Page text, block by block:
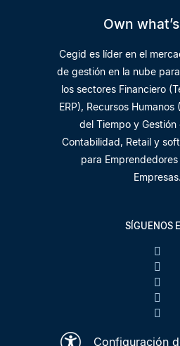
Own
Cegid es líder en el
de gestión en la nube
los sectores Financiero
ERP), Recursos Humanos
del Tiempo y Gestión
Contabilidad, Retail y
para
Empresas.
SÍGUENOS
Configuración